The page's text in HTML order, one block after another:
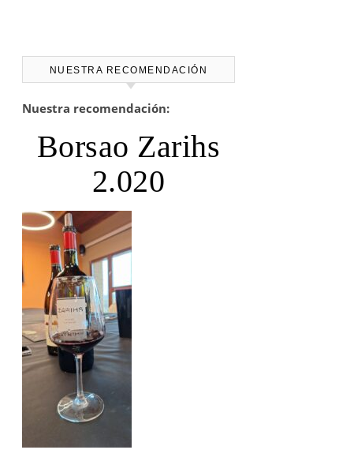
NUESTRA RECOMENDACIÓN
Nuestra recomendación:
Borsao Zarihs
2.020